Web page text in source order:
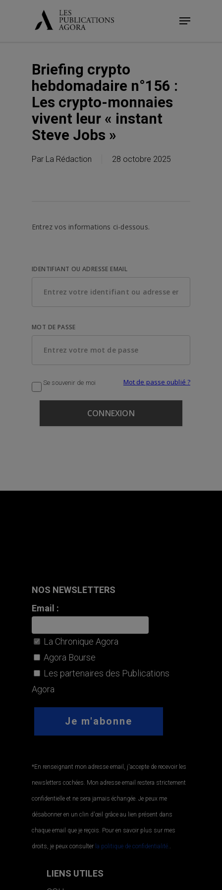
Menu
Briefing crypto
hebdomadaire n°156 :
Les crypto-monnaies
vivent leur « instant
Steve Jobs »
Par La Rédaction 28 octobre 2025
Entrez vos informations ci-dessous.
IDENTIFIANT OU ADRESSE EMAIL
MOT DE PASSE
Se souvenir de moi Mot de passe oublié ?
NOS NEWSLETTERS
Email :
La Chronique Agora
Agora Bourse
Les partenaires des Publications
Agora
*En renseignant mon adresse email, j'accepte de recevoir les
newsletters cochées. Mon adresse email restera strictement
confidentielle et ne sera jamais échangée. Je peux me
désabonner en un clin d'œil grâce au lien présent dans
chaque email que je reçois. Pour en savoir plus sur mes
droits, je peux consulter la politique de confidentialité..
LIENS UTILES